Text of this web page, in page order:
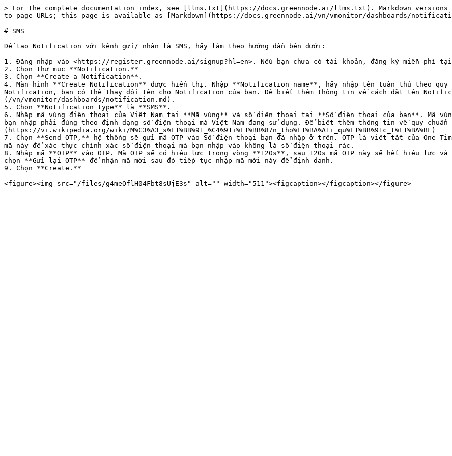
> For the complete documentation index, see [llms.txt](https://docs.greennode.ai/llms.txt). Markdown versions
to page URLs; this page is available as [Markdown](https://docs.greennode.ai/vn/vmonitor/dashboards/
# SMS
Để tạo Notification với kênh gửi/ nhận là SMS, hãy làm theo hướng dẫn bên dưới:
1. Đăng nhập vào <https://register.greennode.ai/signup?hl=en>. Nếu bạn chưa có tài khoản, đăng ký miễn
2. Chọn thư mục **Notification.**
3. Chọn **Create a Notification**.
4. Màn hình **Create Notification** được hiển thị. Nhập **Notification name**, hãy nhập tên tuân thủ theo
Notification, bạn có thể thay đổi tên cho Notification của bạn. Để biết thêm thông tin về cách đặt tên
(/vn/vmonitor/dashboards/notification.md).
5. Chọn **Notification type** là **SMS**.
6. Nhập mã vùng điện thoại của Việt Nam tại **Mã vùng** và số diện thoại tại **Số điện thoại của bạn**. Mã
bạn nhập phải đúng theo định dạng số điện thoại mà Việt Nam đang sử dụng. Để biết thêm thông tin về quy
(https://vi.wikipedia.org/wiki/M%C3%A3_s%E1%BB%91_%C4%91i%E1%BB%87n_tho%E1%BA%A1i_qu%E1%BB%91c_t%E1%BA%BF)
7. Chọn **Send OTP,** hệ thống sẽ gửi mã OTP vào Số điện thoại bạn đã nhập ở trên. OTP là viết tắt của One
mã này để xác thực chính xác số điện thoại mà bạn nhập vào không là số điện thoại rác.
8. Nhập mã **OTP** vào OTP. Mã OTP sẽ có hiệu lực trong vòng **120s**, sau 120s mã OTP này sẽ hết hiệu lực
chọn **Gửi lại OTP** để nhận mã mới sau đó tiếp tục nhập mã mới này để định danh.
9. Chọn **Create.**